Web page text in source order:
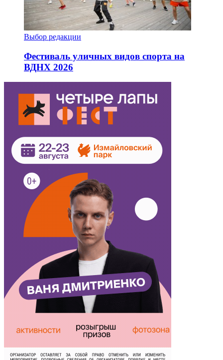
Выбор редакции
Фестиваль уличных видов спорта на
ВДНХ 2026